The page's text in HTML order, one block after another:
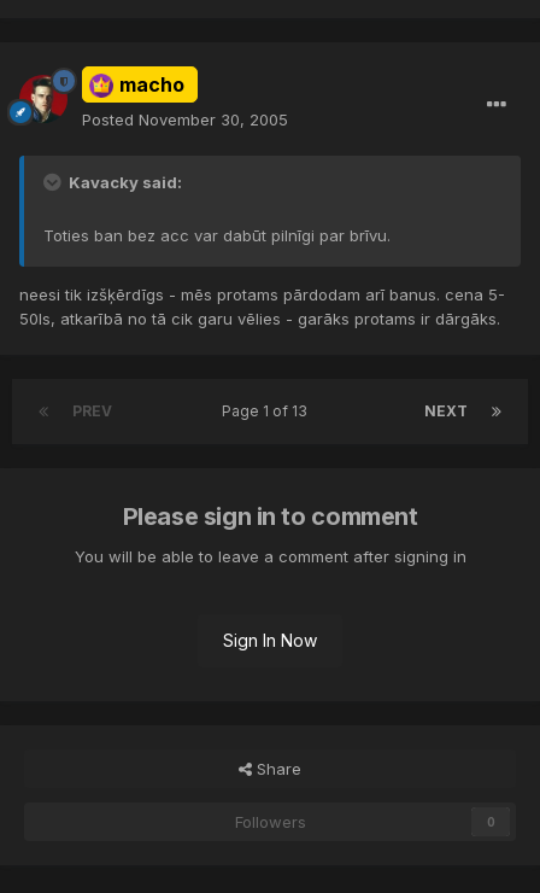
macho
Posted November 30, 2005
Kavacky said:
Toties ban bez acc var dabūt pilnīgi par brīvu.
neesi tik izšķērdīgs - mēs protams pārdodam arī banus. cena 5-
50ls, atkarībā no tā cik garu vēlies - garāks protams ir dārgāks.
PREV NEXT
Page 1 of 13
Please sign in to comment
You will be able to leave a comment after signing in
Sign In Now
Share
Followers 0